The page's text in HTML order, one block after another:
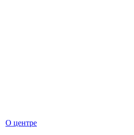
О центре